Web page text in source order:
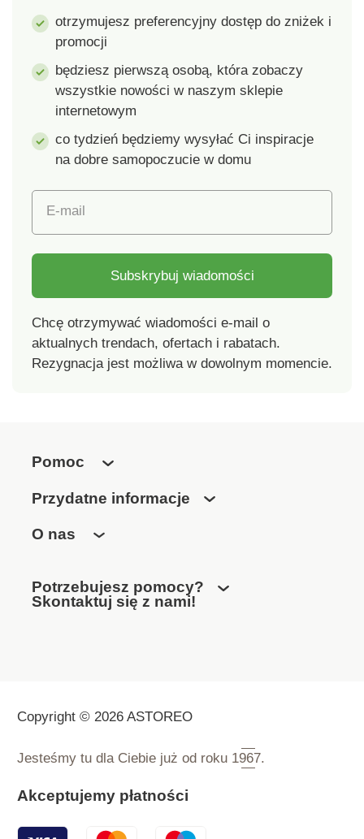
otrzymujesz preferencyjny dostęp do zniżek i
promocji
będziesz pierwszą osobą, która zobaczy
wszystkie nowości w naszym sklepie
internetowym
co tydzień będziemy wysyłać Ci inspiracje
na dobre samopoczucie w domu
E-mail
Subskrybuj wiadomości
Chcę otrzymywać wiadomości e-mail o
aktualnych trendach, ofertach i rabatach.
Rezygnacja jest możliwa w dowolnym momencie.
Pomoc
Przydatne informacje
O nas
Potrzebujesz pomocy?
Skontaktuj się z nami!
Copyright © 2026 ASTOREO
Jesteśmy tu dla Ciebie już od roku 1967.
Akceptujemy płatności